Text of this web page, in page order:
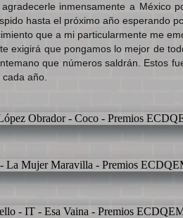
inmensamente a México
hasta el próximo año esperando
que a mi particularmente me
exigirá que pongamos lo mejor de
que números saldrán. Estos
año.